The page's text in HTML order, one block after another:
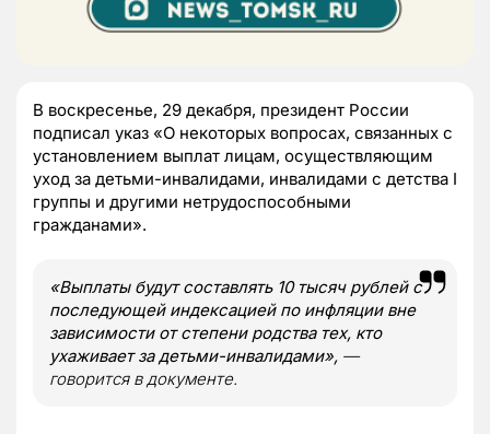
В воскресенье, 29 декабря, президент России
подписал указ «О некоторых вопросах, связанных с
установлением выплат лицам, осуществляющим
уход за детьми-инвалидами, инвалидами с детства I
группы и другими нетрудоспособными
гражданами».
«Выплаты будут составлять 10 тысяч рублей с
последующей индексацией по инфляции вне
зависимости от степени родства тех, кто
ухаживает за детьми-инвалидами», —
говорится в документе.